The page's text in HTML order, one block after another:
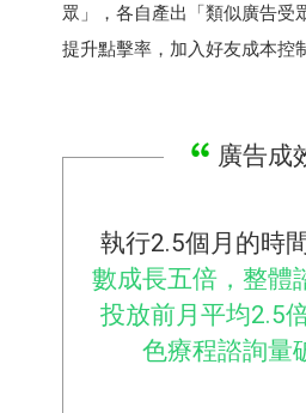
眾」，各自產出「類似廣告受
提升點擊率，加入好友成本控
廣告成
執行2.5個月的時
數成長五倍，整體
投放前月平均2.5
色療程諮詢量